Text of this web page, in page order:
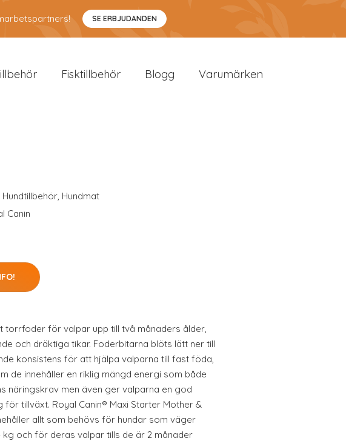
SE ERBJUDANDEN
Fisktillbehör Blogg Varumärken
Hundtillbehör, Hundmat
Canin
torrfoder för valpar upp till två månaders ålder,
och dräktiga tikar. Foderbitarna blöts lätt ner till
konsistens för att hjälpa valparna till fast föda,
de innehåller en riklig mängd energi som både
näringskrav men även ger valparna en god
för tillväxt. Royal Canin® Maxi Starter Mother &
allt som behövs för hundar som väger
kg och för deras valpar tills de är 2 månader